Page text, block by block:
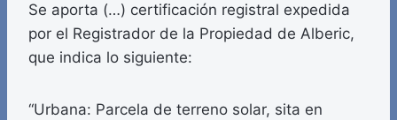
Se aporta (…) certificación registral expedida
por el Registrador de la Propiedad de Alberic,
que indica lo siguiente:
“Urbana: Parcela de terreno solar, sita en